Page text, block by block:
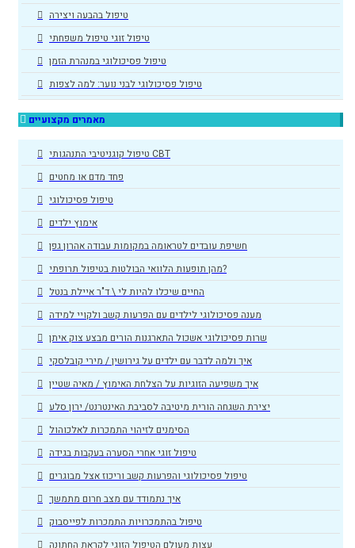
טיפול בהבעה ויצירה
טיפול זוגי טיפול משפחתי
טיפול פסיכולוגי במנהרת הזמן
טיפול פסיכולוגי לבני נוער: למה לצפות
מאמרים מקצועיים
טיפול קוגניטיבי התנהגותי CBT
פחד מדם או מחטים
טיפול פסיכולוגי
אימוץ ילדים
חשיפת עובדים לטראומה במקומות עבודה אהרון גפן
מהן תופעות הלוואי הבולטות בטיפול תרופתי?
החיים שיכלו להיות לי \ ד"ר איילת בנטל
מענה פסיכולוגי לילדים עם הפרעות קשב ולקויי למידה
שרות פסיכולוגי אשכול התארגנות הורים מבצע צוק איתן
איך ולמה לדבר עם ילדים על גירושין / מירי קובלסקי
איך משפיעה הזוגיות על הצלחת האימוץ / מאיה שטיין
יצירת השגחה הורית מיטיבה לסביבת האינטרנט/ ירון סלע
הסימנים לזיהוי התמכרות לאלכוהול
טיפול זוגי אחרי הסערה בעקבות בגידה
טיפול פסיכולוגי והפרעות קשב וריכוז אצל מבוגרים
איך נתמודד עם מצב חרום מתמשך
טיפול בהתמכרויות התמכרות לפייסבוק
עצות מעולם הטיפול הזוגי לקראת החתונה